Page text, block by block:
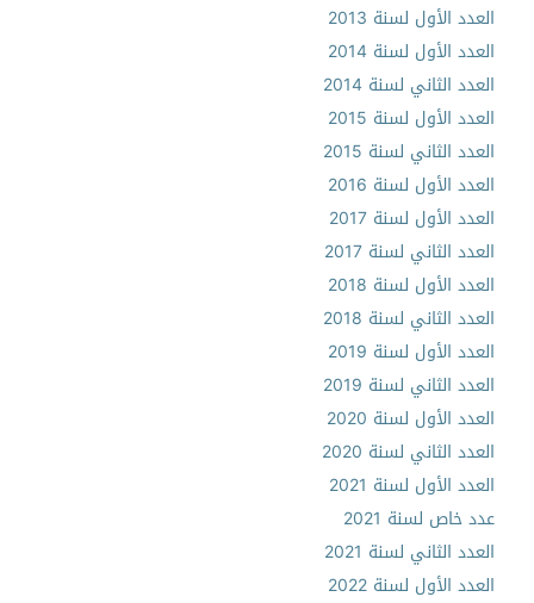
العدد الأول لسنة 2013
العدد الأول لسنة 2014
العدد الثاني لسنة 2014
العدد الأول لسنة 2015
العدد الثاني لسنة 2015
العدد الأول لسنة 2016
العدد الأول لسنة 2017
العدد الثاني لسنة 2017
العدد الأول لسنة 2018
العدد الثاني لسنة 2018
العدد الأول لسنة 2019
العدد الثاني لسنة 2019
العدد الأول لسنة 2020
العدد الثاني لسنة 2020
العدد الأول لسنة 2021
عدد خاص لسنة 2021
العدد الثاني لسنة 2021
العدد الأول لسنة 2022